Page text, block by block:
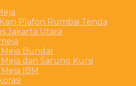
Plafon Rumbai Tenda
Jakarta Utara
Bundar
dan Sarung Kursi
IBM